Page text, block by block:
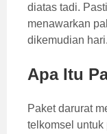
diatas tadi.
menawarkan
dikemudian hari.
Apa Itu
Paket darurat
telkomsel